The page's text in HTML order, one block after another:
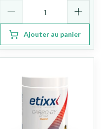
Ajouter au panier